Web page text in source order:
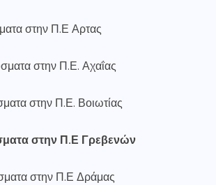
στην Π.Ε Αρτας
στην Π.Ε. Αχαΐας
στην Π.Ε. Βοιωτίας
στην Π.Ε Γρεβενών
στην Π.Ε Δράμας